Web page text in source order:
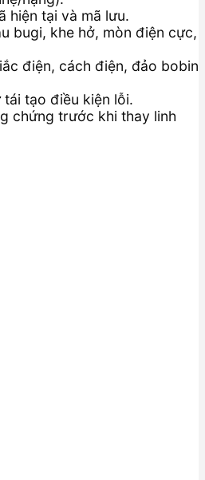
hiện tại và mã lưu.
bugi, khe hở, mòn điện cực,
điện, cách điện, đảo bobin
tạo điều kiện lỗi.
chứng trước khi thay linh